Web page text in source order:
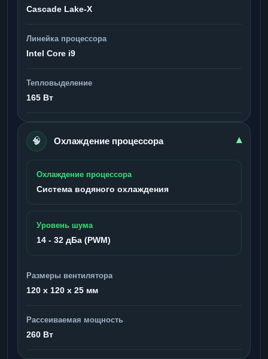
Cascade Lake-X
Линейка процессора
Intel Core i9
Тепловыделение
165 Вт
🧠 Охлаждение процессора ▾
Охлаждение процессора
Система водяного охлаждения
Уровень шума
14 - 32 дБа (PWM)
Размеры вентилятора
120 x 120 x 25 мм
Рассеиваемая мощность
260 Вт